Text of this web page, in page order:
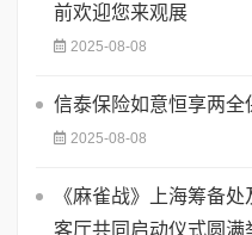
前欢迎您来观展
2025-08-08
信泰保险如意恒享两全
2025-08-08
《麻雀战》上海筹备
客厅共同启动仪式圆满